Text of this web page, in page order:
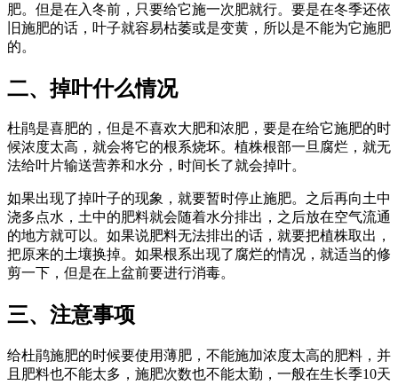
肥。但是在入冬前，只要给它施一次肥就行。要是在冬季还依
旧施肥的话，叶子就容易枯萎或是变黄，所以是不能为它施肥
的。
二、掉叶什么情况
杜鹃是喜肥的，但是不喜欢大肥和浓肥，要是在给它施肥的时
候浓度太高，就会将它的根系烧坏。植株根部一旦腐烂，就无
法给叶片输送营养和水分，时间长了就会掉叶。
如果出现了掉叶子的现象，就要暂时停止施肥。之后再向土中
浇多点水，土中的肥料就会随着水分排出，之后放在空气流通
的地方就可以。如果说肥料无法排出的话，就要把植株取出，
把原来的土壤换掉。如果根系出现了腐烂的情况，就适当的修
剪一下，但是在上盆前要进行消毒。
三、注意事项
给杜鹃施肥的时候要使用薄肥，不能施加浓度太高的肥料，并
且肥料也不能太多，施肥次数也不能太勤，一般在生长季10天